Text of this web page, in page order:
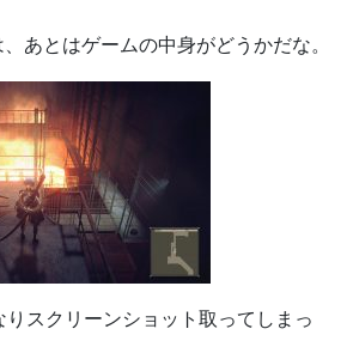
あとはゲームの中身がどうかだな。
りスクリーンショット取ってしまっ